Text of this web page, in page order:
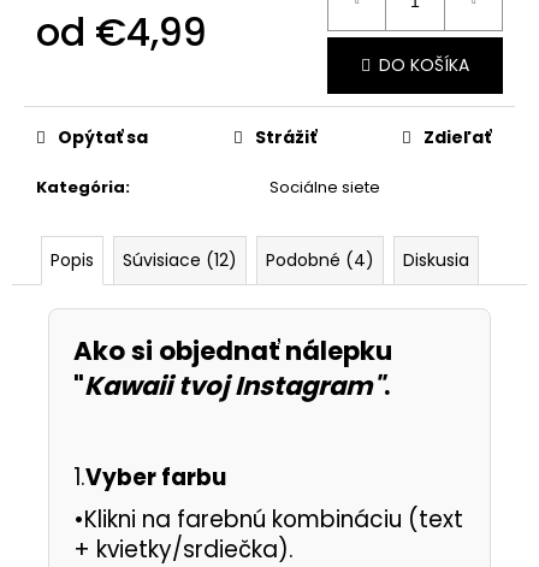
od €4,99
DO KOŠÍKA
Kategória: Sociálne siete
Opýtať sa Strážiť Zdieľať
Popis Súvisiace (12) Podobné (4) Diskusia
Ako si objednať nálepku
"Kawaii tvoj Instagram".
1.Vyber farbu
•Klikni na farebnú kombináciu (text
+ kvietky/srdiečka).